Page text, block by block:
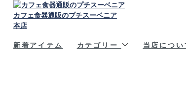
カフェ食器通販のプチスーベニア
本店
新着アイテム カテゴリー 当店につい